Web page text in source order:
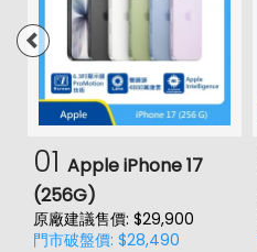
01 Apple iPhone 17
(256G)
原廠建議售價: $29,900
門市破盤價: $28,490